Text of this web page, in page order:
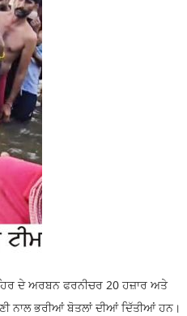
ਦੇ ਅਰਬਨ ਫਰਨੀਚਰ 20 ਹਜ਼ਾਰ ਅਤੇ
ਨਾਲ ਭਰੀਆਂ ਬੋਤਲਾਂ ਦੀਆਂ ਦਿੱਤੀਆਂ ਹਨ।